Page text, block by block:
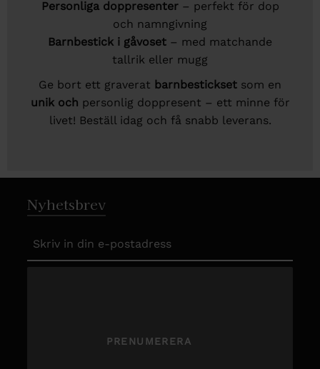
Personliga doppresenter– perfekt för dop
och namngivning
Barnbestick i gåvoset – med matchande
tallrik eller mugg
Ge bort ett graverat barnbestickset som en
unik och personlig doppresent – ett minne för
livet! Beställ idag och få snabb leverans.
Nyhetsbrev
PRENUMERERA